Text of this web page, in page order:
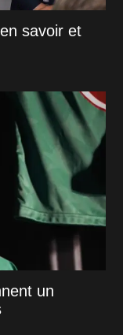
savoir et
un